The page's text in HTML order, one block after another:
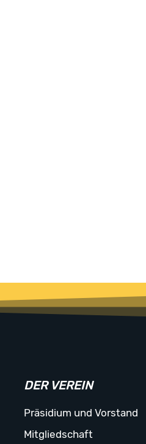
DER VEREIN
Präsidium und Vorstand
Mitgliedschaft